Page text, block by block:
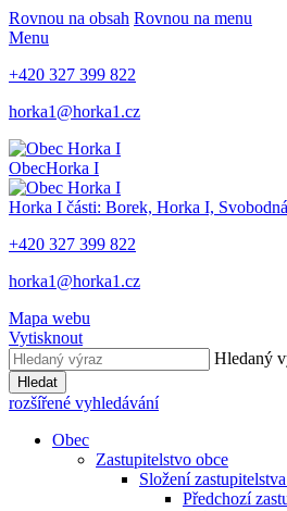
Rovnou na obsah Rovnou na menu
Menu
+420 327 399 822
horka1@horka1.cz
ObecHorka I
Horka I části: Borek, Horka I,
+420 327 399 822
horka1@horka1.cz
Mapa webu
Vytisknout
Hledaný
Hledat
rozšířené vyhledávání
Obec
Zastupitelstvo obce
Složení
Předchozí